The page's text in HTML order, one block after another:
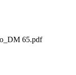
65.pdf